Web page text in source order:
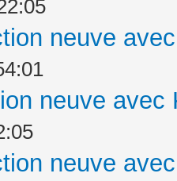
neuve
neuve avec
neuve